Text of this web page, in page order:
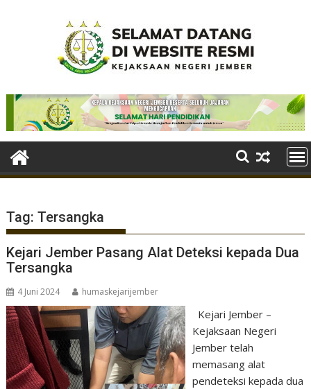
Tag:Tersangka
Kejari Jember Pasang Alat Deteksi kepada Dua
Tersangka
4 Juni 2024 humaskejarijember
Kejari Jember –
Kejaksaan Negeri
Jember telah
memasang alat
pendeteksi kepada dua